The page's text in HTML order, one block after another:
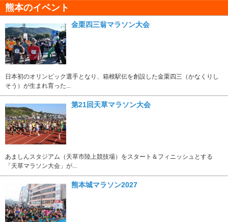
熊本のイベント
金栗四三翁マラソン大会
日本初のオリンピック選手となり、箱根駅伝を創設した金栗四三（かなくりし
そう）が生まれ育った...
第21回天草マラソン大会
あましんスタジアム（天草市陸上競技場）をスタート＆フィニッシュとする
「天草マラソン大会」が...
熊本城マラソン2027